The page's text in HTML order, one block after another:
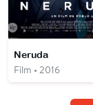
Neruda
Film • 2016